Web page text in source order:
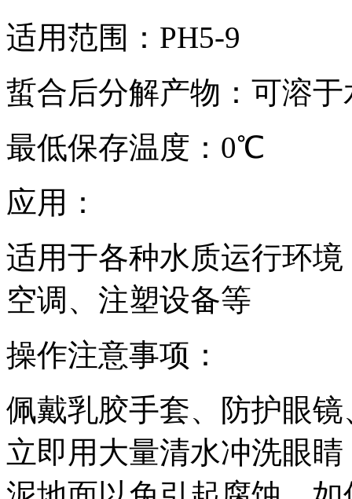
适用范围：PH5-9
蜇合后分解产物：可溶于
最低保存温度：0℃
应用：
适用于各种水质运行环
空调、注塑设备等
操作注意事项：
佩戴乳胶手套、防护眼
立即用大量清水冲洗眼